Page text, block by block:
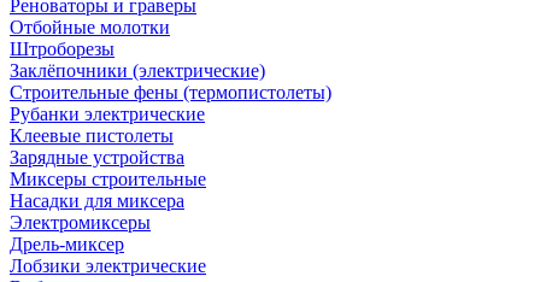
Реноваторы и граверы
Отбойные молотки
Штроборезы
Заклёпочники (электрические)
Строительные фены (термопистолеты)
Рубанки электрические
Клеевые пистолеты
Зарядные устройства
Миксеры строительные
Насадки для миксера
Электромиксеры
Дрель-миксер
Лобзики электрические